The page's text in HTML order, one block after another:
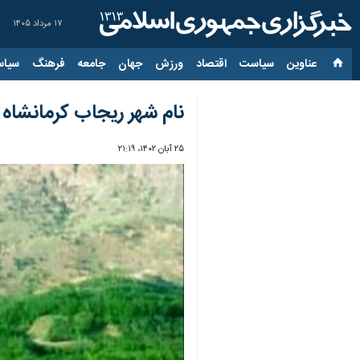
۱۷ مرداد ۱۴۰۵
عناوین‌ سیاست اقتصاد ورزش جهان جامعه فرهنگ
نام شهر ریجاب کرمانشاه
۲۵ آبان ۱۴۰۲، ۲۱:۱۹